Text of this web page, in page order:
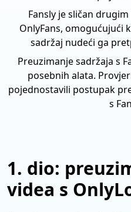
Fansly je sličan
OnlyFans, omogućujući
sadržaj nudeći ga
Preuzimanje sadržaja s
posebnih alata.
pojednostavili postupak
s
1. dio:
videa s